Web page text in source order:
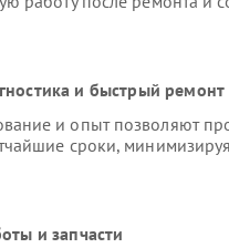
и быстрый ремонт
и опыт позволяют
сроки,
и запчасти